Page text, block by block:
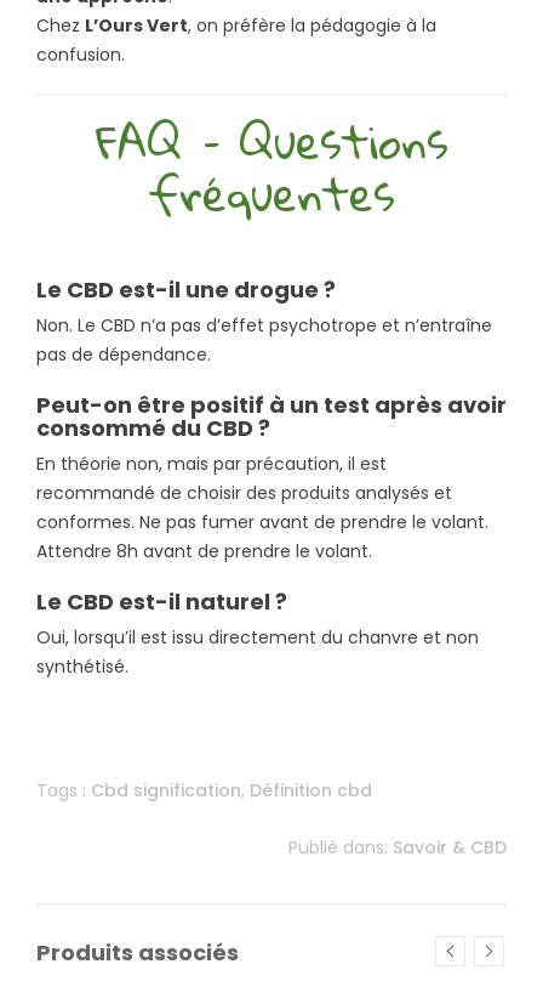
Chez L’Ours Vert, on préfère la pédagogie à la
confusion.
FAQ – Questions
fréquentes
Le CBD est-il une drogue ?
Non. Le CBD n’a pas d’effet psychotrope et n’entraîne
pas de dépendance.
Peut-on être positif à un test après avoir
consommé du CBD ?
En théorie non, mais par précaution, il est
recommandé de choisir des produits analysés et
conformes. Ne pas fumer avant de prendre le volant.
Attendre 8h avant de prendre le volant.
Le CBD est-il naturel ?
Oui, lorsqu’il est issu directement du chanvre et non
synthétisé.
Tags : Cbd signification, Définition cbd
Publié dans: Savoir & CBD
Produits associés